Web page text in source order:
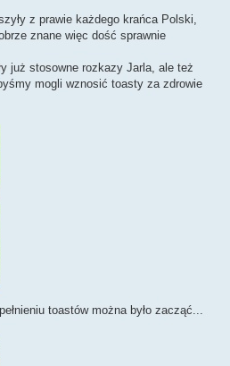
z prawie każdego krańca Polski,
znane więc dość sprawnie
już stosowne rozkazy Jarla, ale też
mogli wznosić toasty za zdrowie
toastów można było zacząć...